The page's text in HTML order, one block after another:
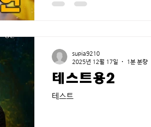
테스트용2
테스트
supia9210
2025년 12월 17일
1분 분량